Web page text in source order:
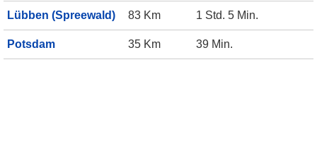
Lübben (Spreewald) 83 Km 1 Std. 5 Min.
Potsdam 35 Km 39 Min.